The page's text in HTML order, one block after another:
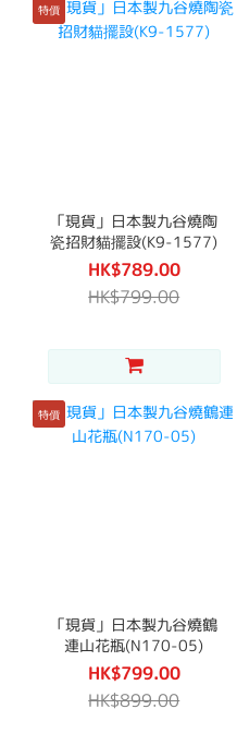
特價
「現貨」日本製九谷燒陶
瓷招財貓擺設(K9-1577)
HK$789.00
HK$799.00
特價
「現貨」日本製九谷燒鶴
連山花瓶(N170-05)
HK$799.00
HK$899.00